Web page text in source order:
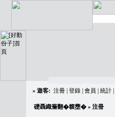
» 遊客: 注冊 登錄 會員 統計
礎聶織簷翻�䪖壅� » 注冊